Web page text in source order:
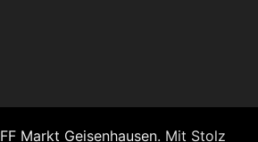
FF Markt Geisenhausen. Mit Stolz